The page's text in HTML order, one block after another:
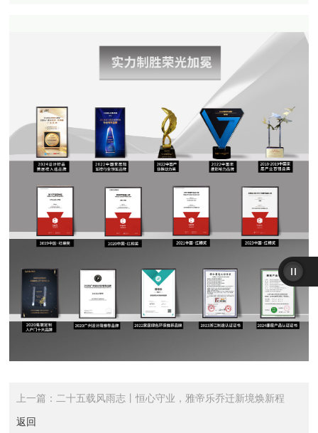
上一篇：二十五载风雨志丨恒心守业，雅帝乐乔迁新境焕新程
返回